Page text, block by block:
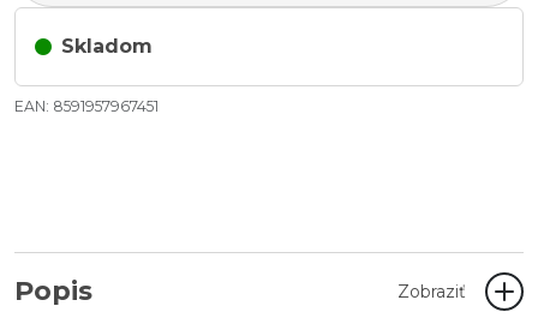
Skladom
EAN: 8591957967451
Popis Zobraziť